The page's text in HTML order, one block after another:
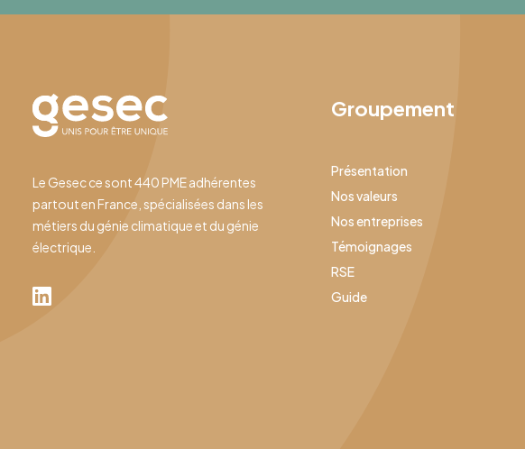
Le Gesec ce sont 440 PME adhérentes
partout en France, spécialisées dans les
métiers du génie climatique et du génie
électrique.
Groupement
Présentation
Nos valeurs
Nos entreprises
Témoignages
RSE
Guide